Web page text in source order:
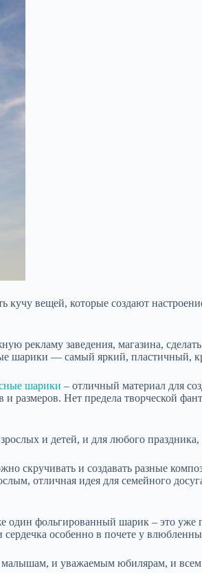
вещей, которые создают
рекламу заведения, магазина,
шарики — самый яркий, пластичный,
шарики – отличный материал для
размеров. Нет предела творческой
и детей, и для любого
скручивать и создавать разные
отличная идея для семейного
один фольгированный шарик – это
особенно в почете у
и уважаемым юбилярам, и всем